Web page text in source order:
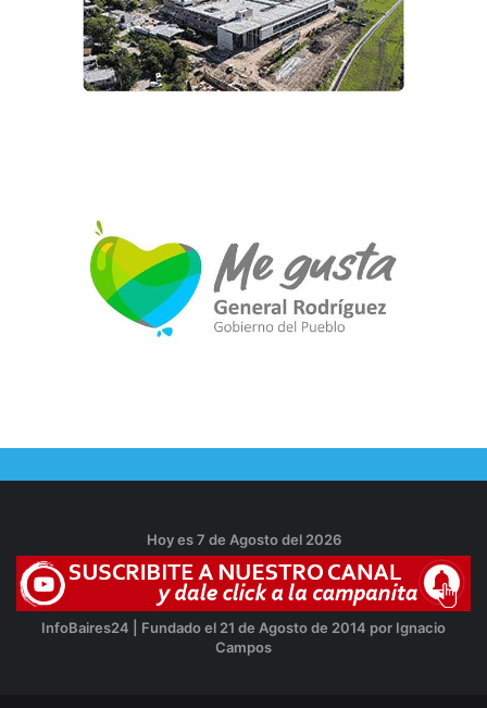
Hoy es 7 de Agosto del 2026
InfoBaires24 | Fundado el 21 de Agosto de 2014 por Ignacio
Campos